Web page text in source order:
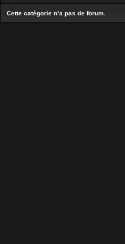
Cette catégorie n’a pas de forum.